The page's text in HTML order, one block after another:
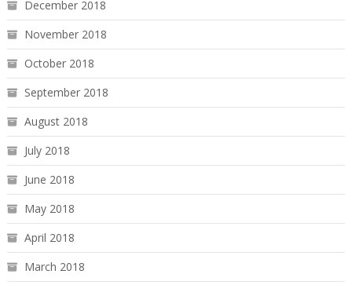
December 2018
November 2018
October 2018
September 2018
August 2018
July 2018
June 2018
May 2018
April 2018
March 2018